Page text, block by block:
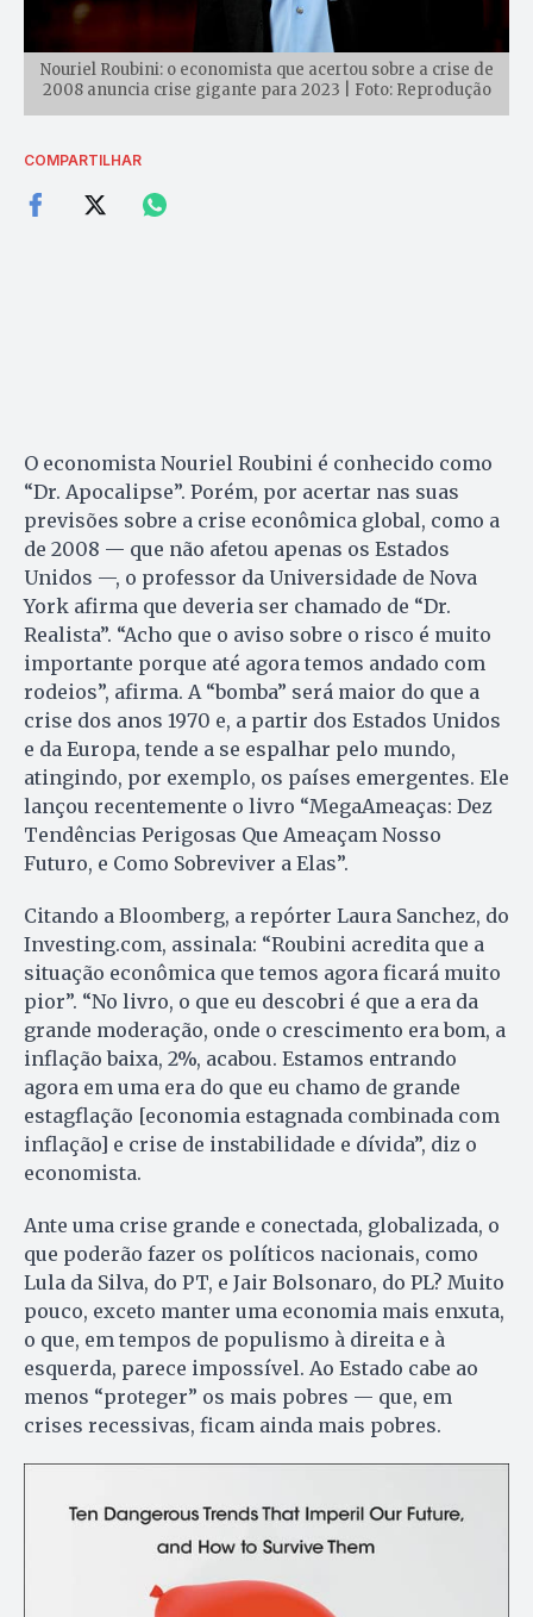
Nouriel Roubini: o economista que acertou sobre a crise de
2008 anuncia crise gigante para 2023 | Foto: Reprodução
COMPARTILHAR
O economista Nouriel Roubini é conhecido como
“Dr. Apocalipse”. Porém, por acertar nas suas
previsões sobre a crise econômica global, como a
de 2008 — que não afetou apenas os Estados
Unidos —, o professor da Universidade de Nova
York afirma que deveria ser chamado de “Dr.
Realista”. “Acho que o aviso sobre o risco é muito
importante porque até agora temos andado com
rodeios”, afirma. A “bomba” será maior do que a
crise dos anos 1970 e, a partir dos Estados Unidos
e da Europa, tende a se espalhar pelo mundo,
atingindo, por exemplo, os países emergentes. Ele
lançou recentemente o livro “MegaAmeaças: Dez
Tendências Perigosas Que Ameaçam Nosso
Futuro, e Como Sobreviver a Elas”.
Citando a Bloomberg, a repórter Laura Sanchez, do
Investing.com, assinala: “Roubini acredita que a
situação econômica que temos agora ficará muito
pior”. “No livro, o que eu descobri é que a era da
grande moderação, onde o crescimento era bom, a
inflação baixa, 2%, acabou. Estamos entrando
agora em uma era do que eu chamo de grande
estagflação [economia estagnada combinada com
inflação] e crise de instabilidade e dívida”, diz o
economista.
Ante uma crise grande e conectada, globalizada, o
que poderão fazer os políticos nacionais, como
Lula da Silva, do PT, e Jair Bolsonaro, do PL? Muito
pouco, exceto manter uma economia mais enxuta,
o que, em tempos de populismo à direita e à
esquerda, parece impossível. Ao Estado cabe ao
menos “proteger” os mais pobres — que, em
crises recessivas, ficam ainda mais pobres.